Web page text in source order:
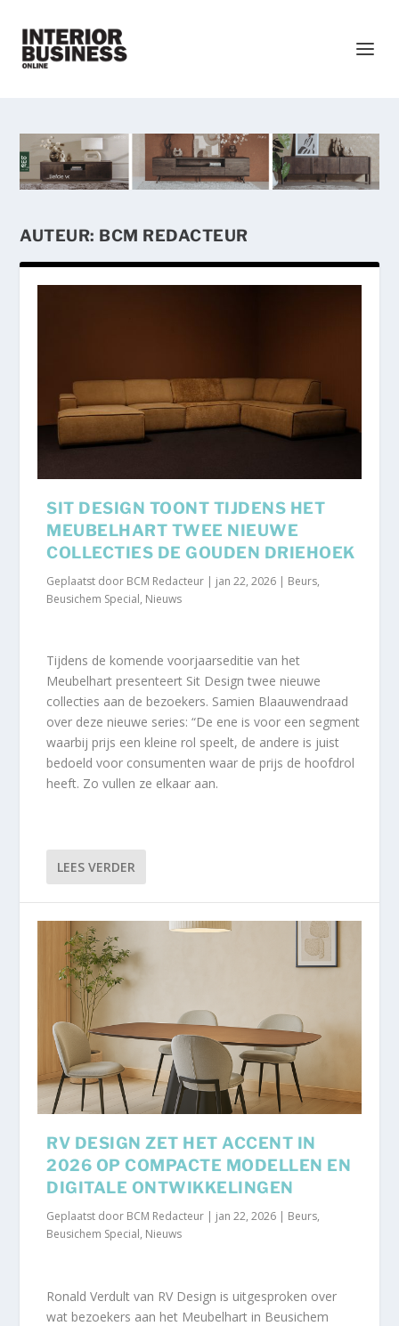
AUTEUR: BCM REDACTEUR
SIT DESIGN TOONT TIJDENS HET
MEUBELHART TWEE NIEUWE
COLLECTIES DE GOUDEN DRIEHOEK
Geplaatst door BCM Redacteur | jan 22, 2026 | Beurs,
Beusichem Special, Nieuws
Tijdens de komende voorjaarseditie van het
Meubelhart presenteert Sit Design twee nieuwe
collecties aan de bezoekers. Samien Blaauwendraad
over deze nieuwe series: “De ene is voor een segment
waarbij prijs een kleine rol speelt, de andere is juist
bedoeld voor consumenten waar de prijs de hoofdrol
heeft. Zo vullen ze elkaar aan.
LEES VERDER
RV DESIGN ZET HET ACCENT IN
2026 OP COMPACTE MODELLEN EN
DIGITALE ONTWIKKELINGEN
Geplaatst door BCM Redacteur | jan 22, 2026 | Beurs,
Beusichem Special, Nieuws
Ronald Verdult van RV Design is uitgesproken over
wat bezoekers aan het Meubelhart in Beusichem